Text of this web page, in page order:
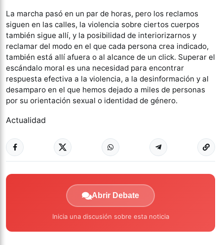
La marcha pasó en un par de horas, pero los reclamos
siguen en las calles, la violencia sobre ciertos cuerpos
también sigue allí, y la posibilidad de interiorizarnos y
reclamar del modo en el que cada persona crea indicado,
también está allí afuera o al alcance de un click. Superar el
escándalo moral es una necesidad para encontrar
respuesta efectiva a la violencia, a la desinformación y al
desamparo en el que hemos dejado a miles de personas
por su orientación sexual o identidad de género.
Actualidad
Abrir Debate
Inicia una discusión sobre esta noticia